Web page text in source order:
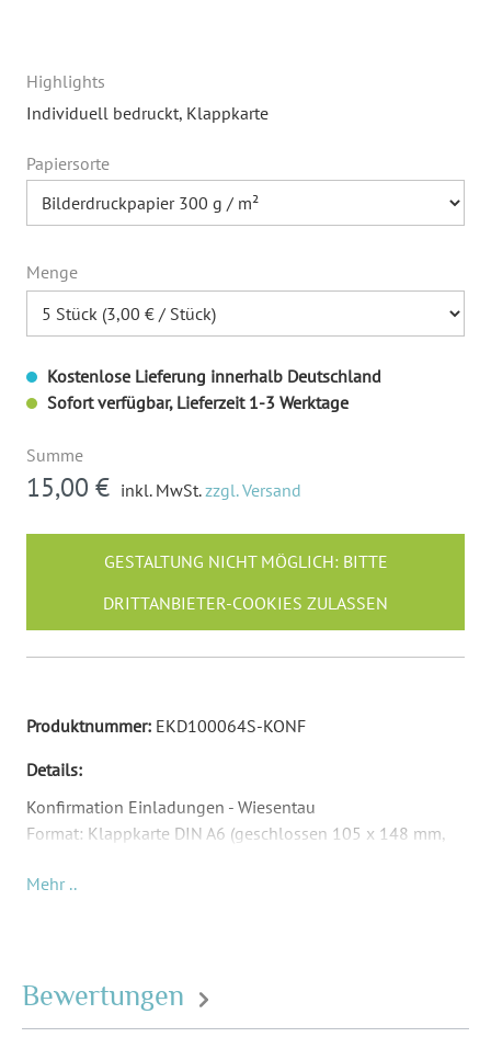
Highlights
Individuell bedruckt, Klappkarte
Papiersorte
Menge
Kostenlose Lieferung innerhalb Deutschland
Sofort verfügbar, Lieferzeit 1-3 Werktage
Summe
15,00 € inkl. MwSt.zzgl. Versand
GESTALTUNG NICHT MÖGLICH: BITTE
DRITTANBIETER-COOKIES ZULASSEN
Produktnummer: EKD100064S-KONF
Details:
Konfirmation Einladungen - Wiesentau
Format: Klappkarte DIN A6 (geschlossen 105 x 148 mm,
Material: Abhängig von Papierauswahl
separat bestellt werden.
Mehr ..
Bewertungen